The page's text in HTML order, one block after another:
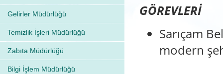
Gelirler Müdürlüğü
Temizlik İşleri Müdürlüğü
Zabıta Müdürlüğü
Bilgi İşlem Müdürlüğü
GÖREVLERİ
Sarıçam
modern